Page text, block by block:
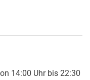
14:00 Uhr bis 22:30